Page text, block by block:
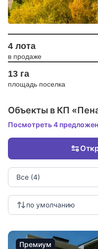
4 лота
в продаже
13 га
площадь поселка
Объекты в КП
Посмотреть 4
Все (4)
по умолчанию
Премиум